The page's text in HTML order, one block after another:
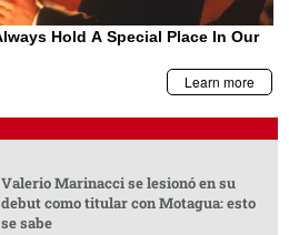
Valerio Marinacci se lesionó en su
debut como titular con Motagua: esto
se sabe